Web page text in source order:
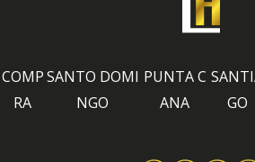
COMP
RA
SANTO DOMI
NGO
PUNTA C
ANA
GO